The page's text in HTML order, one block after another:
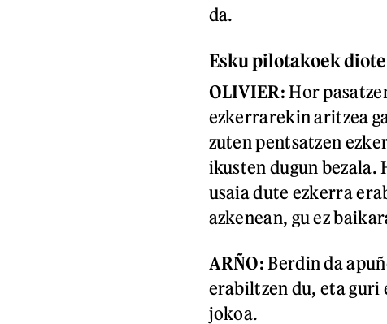
da.
Esku pilotakoek
OLIVIER: Hor
ezkerrarekin aritzea
zuten pentsatzen
ikusten dugun
usaia dute ezkerra
azkenean, gu ez
ARÑO:Berdin da
erabiltzen du, eta guri
jokoa.